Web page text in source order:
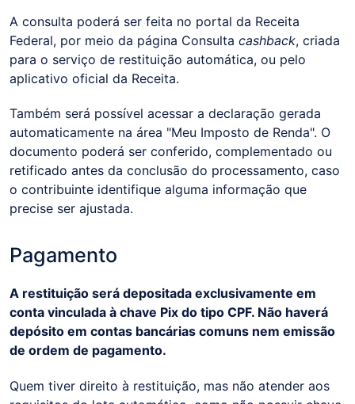
A consulta poderá ser feita no portal da Receita
Federal, por meio da página Consulta cashback, criada
para o serviço de restituição automática, ou pelo
aplicativo oficial da Receita.
Também será possível acessar a declaração gerada
automaticamente na área "Meu Imposto de Renda". O
documento poderá ser conferido, complementado ou
retificado antes da conclusão do processamento, caso
o contribuinte identifique alguma informação que
precise ser ajustada.
Pagamento
A restituição será depositada exclusivamente em
conta vinculada à chave Pix do tipo CPF. Não haverá
depósito em contas bancárias comuns nem emissão
de ordem de pagamento.
Quem tiver direito à restituição, mas não atender aos